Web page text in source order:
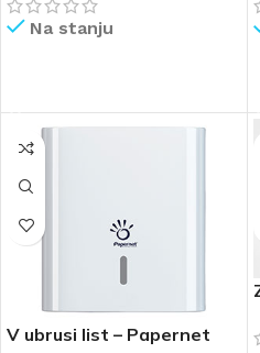
Na stanju
V ubrusi list – Papernet